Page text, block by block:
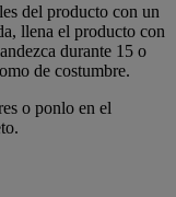
del producto con un
llena el producto con
durante 15 o
de costumbre.
o ponlo en el